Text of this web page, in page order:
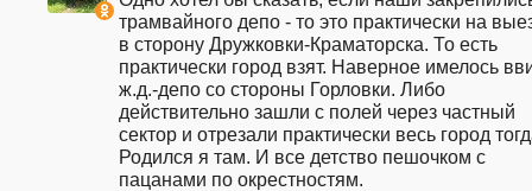
трамвайного депо - то это практически на
в сторону Дружковки-Краматорска. То есть
практически город взят. Наверное имелось
ж.д.-депо со стороны Горловки. Либо
действительно зашли с полей через частный
сектор и отрезали практически весь город
Родился я там. И все детство пешочком с
пацанами по окрестностям.